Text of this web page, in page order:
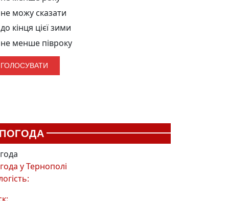
не можу сказати
до кінця цієї зими
не менше півроку
ПОГОДА
уТернополі